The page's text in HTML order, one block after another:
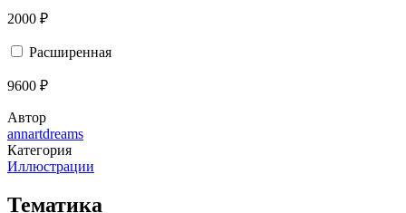
2000 ₽
Расширенная
9600 ₽
Автор
annartdreams
Категория
Иллюстрации
Тематика